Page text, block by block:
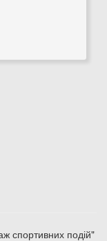
спортивних подій"